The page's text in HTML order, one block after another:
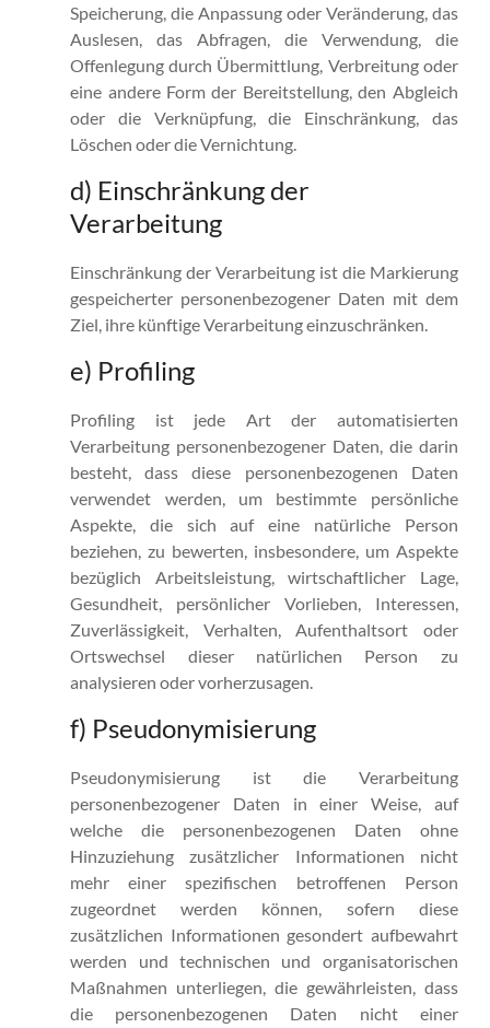
Speicherung, die Anpassung oder Veränderung, das
Auslesen, das Abfragen, die Verwendung, die
Offenlegung durch Übermittlung, Verbreitung oder
eine andere Form der Bereitstellung, den Abgleich
oder die Verknüpfung, die Einschränkung, das
Löschen oder die Vernichtung.
d) Einschränkung der
Verarbeitung
Einschränkung der Verarbeitung ist die Markierung
gespeicherter personenbezogener Daten mit dem
Ziel, ihre künftige Verarbeitung einzuschränken.
e) Profiling
Profiling ist jede Art der automatisierten
Verarbeitung personenbezogener Daten, die darin
besteht, dass diese personenbezogenen Daten
verwendet werden, um bestimmte persönliche
Aspekte, die sich auf eine natürliche Person
beziehen, zu bewerten, insbesondere, um Aspekte
bezüglich Arbeitsleistung, wirtschaftlicher Lage,
Gesundheit, persönlicher Vorlieben, Interessen,
Zuverlässigkeit, Verhalten, Aufenthaltsort oder
Ortswechsel dieser natürlichen Person zu
analysieren oder vorherzusagen.
f) Pseudonymisierung
Pseudonymisierung ist die Verarbeitung
personenbezogener Daten in einer Weise, auf
welche die personenbezogenen Daten ohne
Hinzuziehung zusätzlicher Informationen nicht
mehr einer spezifischen betroffenen Person
zugeordnet werden können, sofern diese
zusätzlichen Informationen gesondert aufbewahrt
werden und technischen und organisatorischen
Maßnahmen unterliegen, die gewährleisten, dass
die personenbezogenen Daten nicht einer